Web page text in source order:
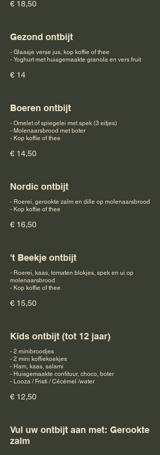
€ 18,50
Gezond ontbijt
- Glaasje verse jus, kop koffie of thee
- Yoghurt met huisgemaakte granola en vers fruit
€ 14
Boeren ontbijt
- Omelet of spiegelei met spek (3 eitjes)
- Molenaarsbrood met boter
- Kop koffie of thee
€ 14,50
Nordic ontbijt
- Roerei, gerookte zalm en dille op molenaarsbrood
- Kop koffie of thee
€ 16,50
't Beekje ontbijt
- Roerei, kaas, tomaten blokjes, spek en ui op
molenaarsbrood
- Kop koffie of thee
€ 15,50
Kids ontbijt (tot 12 jaar)
- 2 minibroodjes
- 2 mini koffiekoekjes
- Ham, kaas, salami
- Huisgemaakte confituur, choco, boter
- Looza / Fristi / Cécémel /water
€ 12,50
Vul uw ontbijt aan met: Gerookte
zalm